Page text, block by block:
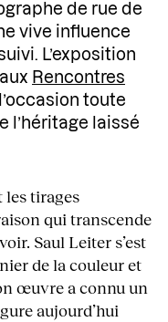
de rue de
vive influence
L’exposition
Rencontres
toute
l’héritage laissé
les tirages
qui transcende
Saul Leiter s’est
de la couleur et
œuvre a connu un
aujourd’hui